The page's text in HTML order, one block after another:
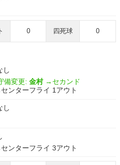
0 四死球 0
し
備変更: 金村 →セカンド
ンターフライ 1アウト
し
ンターフライ 3アウト